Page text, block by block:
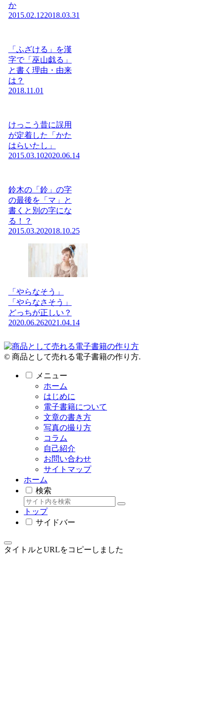
か
2015.02.122018.03.31
「ふざける」を漢
字で「巫山戯る」
と書く理由・由来
は？
2018.11.01
けっこう昔に誤用
が定着した「かた
はらいたし」
2015.03.102020.06.14
鈴木の「鈴」の字
の最後を「マ」と
書くと別の字にな
る！？
2015.03.202018.10.25
「やらなそう」
「やらなさそう」
どっちが正しい？
2020.06.262021.04.14
© 商品として売れる電子書籍の作り方.
メニュー
ホーム
はじめに
電子書籍について
文章の書き方
写真の撮り方
コラム
自己紹介
お問い合わせ
サイトマップ
ホーム
検索
トップ
サイドバー
タイトルとURLをコピーしました